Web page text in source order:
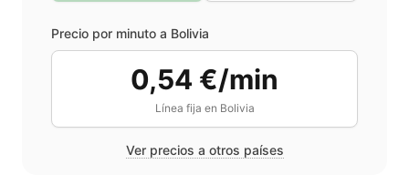
Precio por minuto a Bolivia
0,54 €/min
Línea fija en Bolivia
Ver precios a otros países